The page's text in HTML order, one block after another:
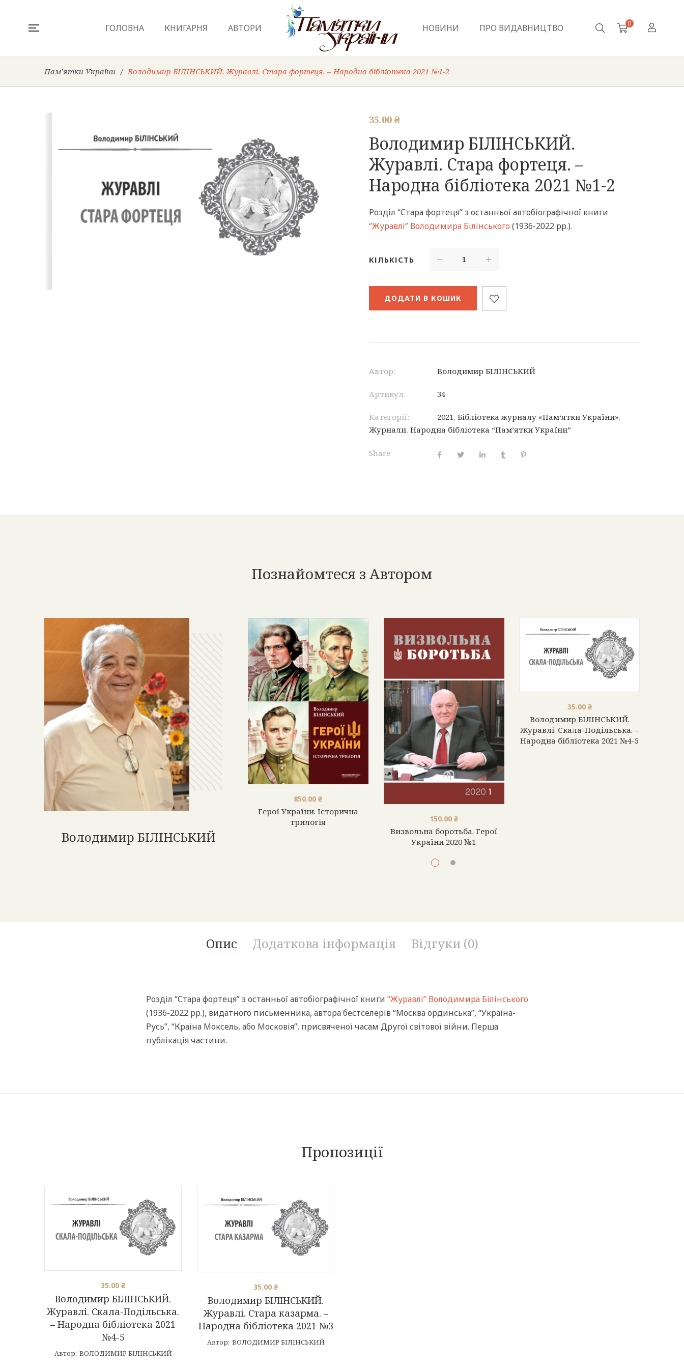
ГОЛОВНА КНИГАРНЯ АВТОРИ НОВИНИ ПРО ВИДАВНИЦТВО 0
Пам’ятки України / Володимир БІЛІНСЬКИЙ. Журавлі. Стара фортеця. – Народна бібліотека 2021 №1-2
35.00₴
Володимир БІЛІНСЬКИЙ.
Журавлі. Стара фортеця. –
Народна бібліотека 2021 №1-2
Розділ “Стара фортеця” з останньої автобіографічної книги
“Журавлі” Володимира Білінського (1936-2022 рр.).
КІЛЬКІСТЬ
ДОДАТИ В КОШИК
Автор: Володимир БІЛІНСЬКИЙ
Артикул: 34
Категорії: 2021,Бібліотека журналу «Пам‘ятки України»,
Журнали,Народна бібліотека “Пам’ятки України”
Share
Познайомтеся з Автором
Володимир БІЛІНСЬКИЙ
Герої України. Історична
трилогія
850.00₴
Визвольна боротьба. Герої
України 2020 №1
150.00 ₴
Володимир БІЛІНСЬКИЙ.
Журавлі. Скала-Подільська. –
Народна бібліотека 2021 №4-5
35.00 ₴
Опис Додаткова інформація Відгуки (0)
Розділ “Стара фортеця” з останньої автобіографічної книги “Журавлі” Володимира Білінського
(1936-2022 рр.), видатного письменника, автора бестселерів “Москва ординська”, “Україна-
Русь”, “Країна Моксель, або Московія”, присвяченої часам Другої світової війни. Перша
публікація частини.
Пропозиції
Володимир БІЛІНСЬКИЙ.
Журавлі. Скала-Подільська.
– Народна бібліотека 2021
№4-5
35.00 ₴
Автор: ВОЛОДИМИР БІЛІНСЬКИЙ
Володимир БІЛІНСЬКИЙ.
Журавлі. Стара казарма. –
Народна бібліотека 2021 №3
35.00 ₴
Автор: ВОЛОДИМИР БІЛІНСЬКИЙ